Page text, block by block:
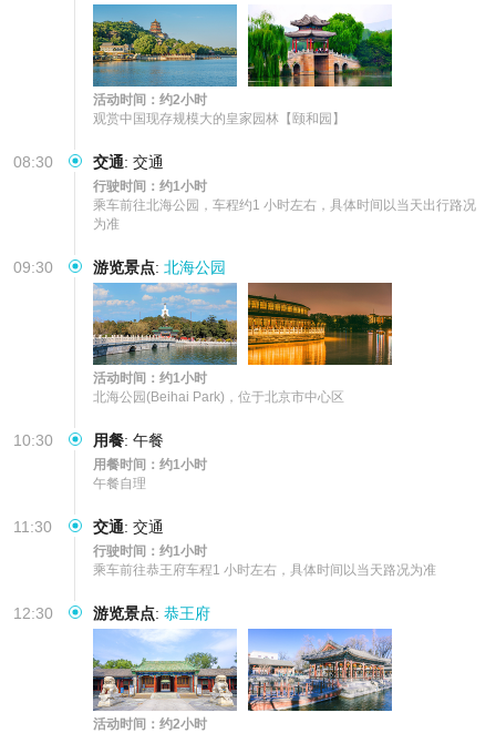
活动时间：约2小时
观赏中国现存规模大的皇家园林【颐和园】
08:30 交通: 交通
行驶时间：约1小时
乘车前往北海公园，车程约1 小时左右，具体时间以当天出行路况
为准
09:30 游览景点: 北海公园
活动时间：约1小时
北海公园(Beihai Park)，位于北京市中心区
10:30 用餐: 午餐
用餐时间：约1小时
午餐自理
11:30 交通: 交通
行驶时间：约1小时
乘车前往恭王府车程1 小时左右，具体时间以当天路况为准
12:30 游览景点: 恭王府
活动时间：约2小时